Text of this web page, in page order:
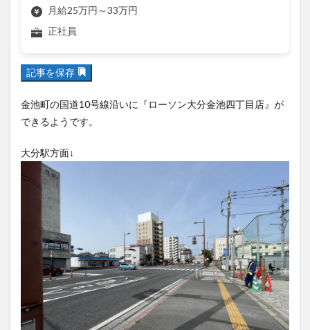
月給25万円～33万円
正社員
記事を保存
金池町の国道10号線沿いに『ローソン大分金池四丁目店』が
できるようです。
大分駅方面↓
トキハ本店
ハロウィン
ハンバーグ
ビアガーデン
ヘルシー
ラバーダック
リンクスクエア
中央町
九重町
休業
佐伯市
佐伯市ランチ
体験レポ
保護猫
公園 冬 初詣
別府
別府市
別府観光 古国府 古墳
古物
古着
台湾料理 和定食 和菓子
和食
国東市
地獄めぐり 城島高原パーク
壁画
夏祭り
外貨両替機
大分みなと祭り